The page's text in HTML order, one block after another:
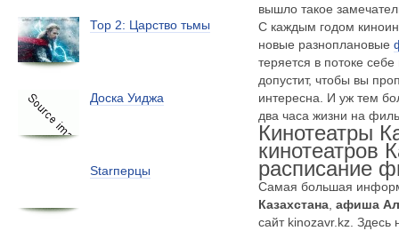
Тор 2: Царство тьмы
Доска Уиджа
Starперцы
вышло такое
С каждым годом
новые разноплановые
теряется в потоке
допустит, чтобы вы
интересна. И уж тем
два часа жизни на
Кинотеатры
кинотеатров
расписание
Самая большая
Казахстана, афиша
сайт kinozavr.kz. Здесь